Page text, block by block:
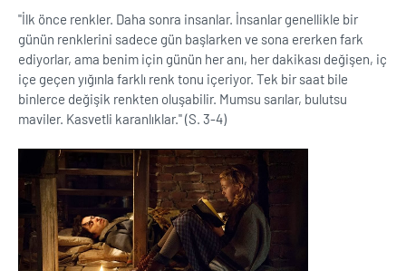
''İlk önce renkler. Daha sonra insanlar. İnsanlar genellikle bir
günün renklerini sadece gün başlarken ve sona ererken fark
ediyorlar, ama benim için günün her anı, her dakikası değişen, iç
içe geçen yığınla farklı renk tonu içeriyor. Tek bir saat bile
binlerce değişik renkten oluşabilir. Mumsu sarılar, bulutsu
maviler. Kasvetli karanlıklar.'' (S. 3-4)